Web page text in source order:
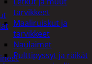
tarvikkeet
Maaliruiskut ja
tarvikkeet
Naulaimet
Pulttipyssyt ja räikät